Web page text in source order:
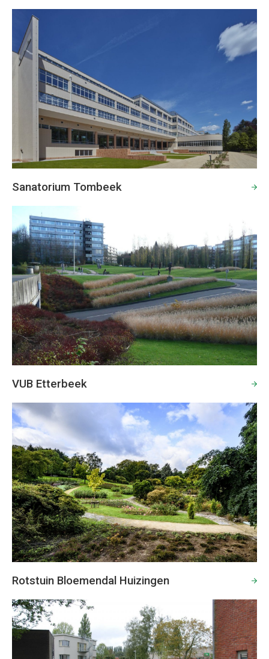
Sanatorium Tombeek
VUB Etterbeek
Rotstuin Bloemendal Huizingen